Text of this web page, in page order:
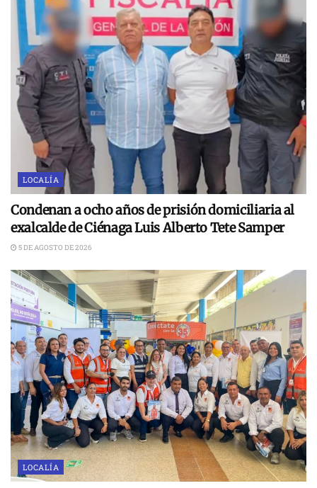
LOCALÍA
Condenan a ocho años de prisión domiciliaria al
exalcalde de Ciénaga Luis Alberto Tete Samper
5 DE AGOSTO DE 2026
LOCALÍA